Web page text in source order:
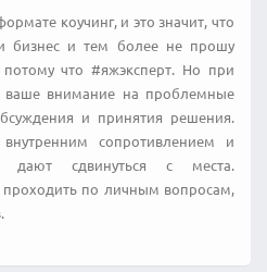
коучинг, и это значит, что
бизнес и тем более не прошу
потому что #яжэксперт. Но при
внимание на проблемные
и принятия решения.
сопротивлением и
дают сдвинуться с места.
проходить по личным вопросам,